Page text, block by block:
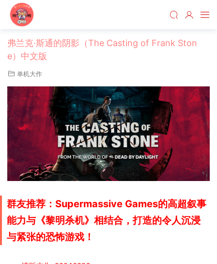
弗兰克·斯通的阴影（The Casting of Frank Ston
e）中文版
单机大作
群友推荐：Supermassive Games的高超叙事
能力与《黎明杀机》相结合，打造的令人沉浸
与紧张的恐怖游戏！